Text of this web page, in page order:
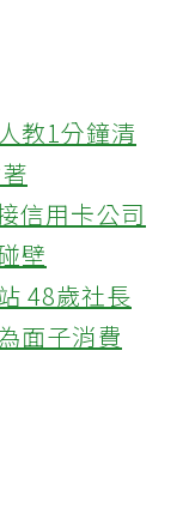
教1分鐘清
信用卡公司
壁
48歲社長
面子消費